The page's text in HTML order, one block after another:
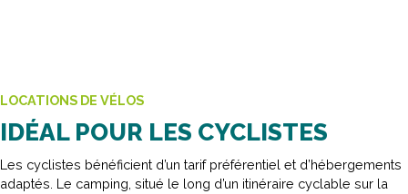
LOCATIONS DE VÉLOS
IDÉAL POUR LES CYCLISTES
Les cyclistes bénéficient d’un tarif préférentiel et d’hébergements
adaptés. Le camping, situé le long d’un itinéraire cyclable sur la